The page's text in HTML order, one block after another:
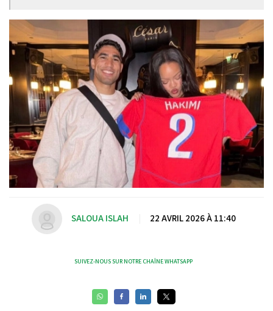
SALOUA ISLAH 22 AVRIL 2026 À 11:40
SUIVEZ-NOUS SUR NOTRE CHAÎNE WHATSAPP